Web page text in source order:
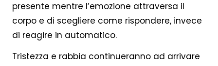
presente mentre l’emozione attraversa il
corpo e di scegliere come rispondere, invece
di reagire in automatico.
Tristezza e rabbia continueranno ad arrivare